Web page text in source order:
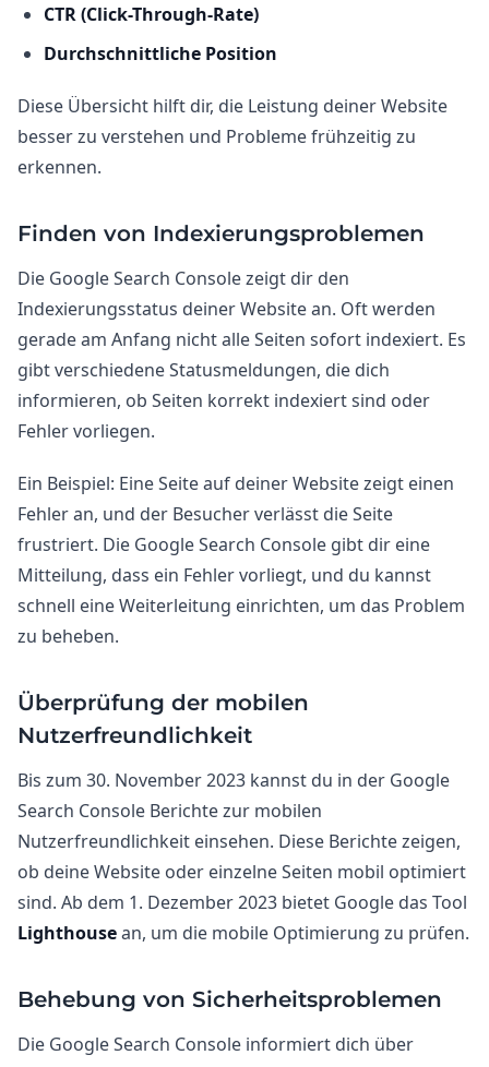
CTR (Click-Through-Rate)
Durchschnittliche Position
Diese Übersicht hilft dir, die Leistung deiner Website
besser zu verstehen und Probleme frühzeitig zu
erkennen.
Finden von Indexierungsproblemen
Die Google Search Console zeigt dir den
Indexierungsstatus deiner Website an. Oft werden
gerade am Anfang nicht alle Seiten sofort indexiert. Es
gibt verschiedene Statusmeldungen, die dich
informieren, ob Seiten korrekt indexiert sind oder
Fehler vorliegen.
Ein Beispiel: Eine Seite auf deiner Website zeigt einen
Fehler an, und der Besucher verlässt die Seite
frustriert. Die Google Search Console gibt dir eine
Mitteilung, dass ein Fehler vorliegt, und du kannst
schnell eine Weiterleitung einrichten, um das Problem
zu beheben.
Überprüfung der mobilen
Nutzerfreundlichkeit
Bis zum 30. November 2023 kannst du in der Google
Search Console Berichte zur mobilen
Nutzerfreundlichkeit einsehen. Diese Berichte zeigen,
ob deine Website oder einzelne Seiten mobil optimiert
sind. Ab dem 1. Dezember 2023 bietet Google das Tool
Lighthousean, um die mobile Optimierung zu prüfen.
Behebung von Sicherheitsproblemen
Die Google Search Console informiert dich über